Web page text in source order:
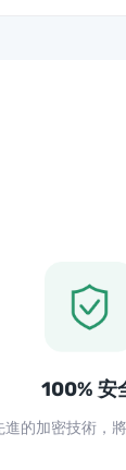
100% 安
的加密技術，